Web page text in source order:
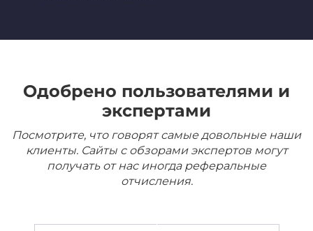
Одобрено пользователями и
экспертами
Посмотрите, что говорят самые довольные наши
клиенты. Сайты с обзорами экспертов могут
получать от нас иногда реферальные
отчисления.